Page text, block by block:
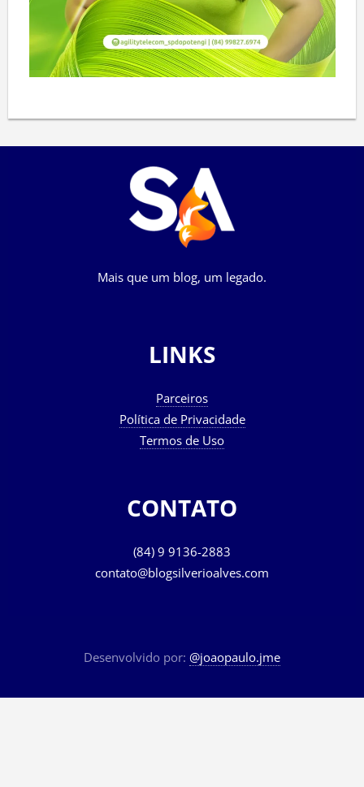
Mais que um blog, um legado.
LINKS
Parceiros
Política de Privacidade
Termos de Uso
CONTATO
(84) 9 9136-2883
contato@blogsilverioalves.com
Desenvolvido por: @joaopaulo.jme